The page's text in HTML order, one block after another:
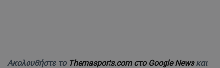
Ακολουθήστε το Themasports.com στο Google Newsκαι